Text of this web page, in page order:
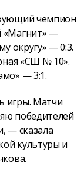
чемпион
«Магнит» —
округу» — 0:3.
«СШ № 10».
— 3:1.
игры. Матчи
победителей
— сказала
культуры и